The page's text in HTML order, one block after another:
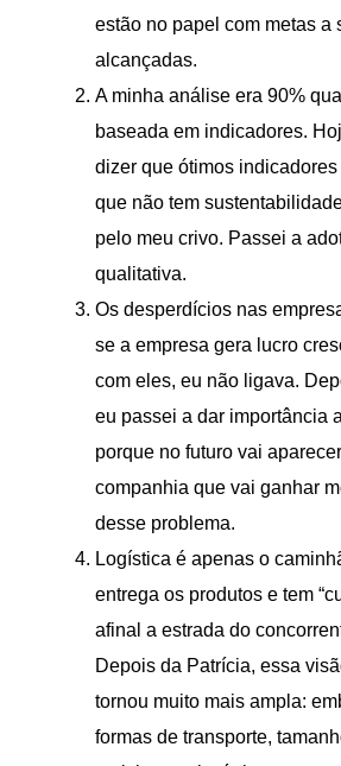
estão no papel com metas a
alcançadas.
A minha análise era 90%
baseada em indicadores.
dizer que ótimos
que não tem
pelo meu crivo. Passei a
qualitativa.
Os desperdícios nas
se a empresa gera lucro
com eles, eu não ligava.
eu passei a dar importância
porque no futuro vai
companhia que vai ganhar
desse problema.
Logística é apenas o
entrega os produtos e tem
afinal a estrada do
Depois da Patrícia, essa
tornou muito mais ampla:
formas de transporte,